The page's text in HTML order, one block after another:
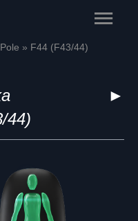
Main
Pole F44 (F43/44)
►
44)